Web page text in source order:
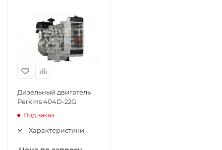
Дизельный двигатель
Perkins 404D-22G
Под заказ
Характеристики